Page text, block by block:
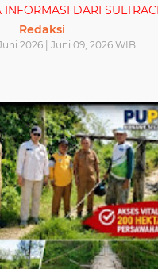
SULTRACERDAS.COM
Redaksi
2026 | Juni 09, 2026 WIB